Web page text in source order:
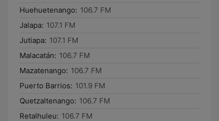
Huehuetenango: 106.7 FM
Jalapa: 107.1 FM
Jutiapa: 107.1 FM
Malacatán: 106.7 FM
Mazatenango: 106.7 FM
Puerto Barrios: 101.9 FM
Quetzaltenango: 106.7 FM
Retalhuleu: 106.7 FM